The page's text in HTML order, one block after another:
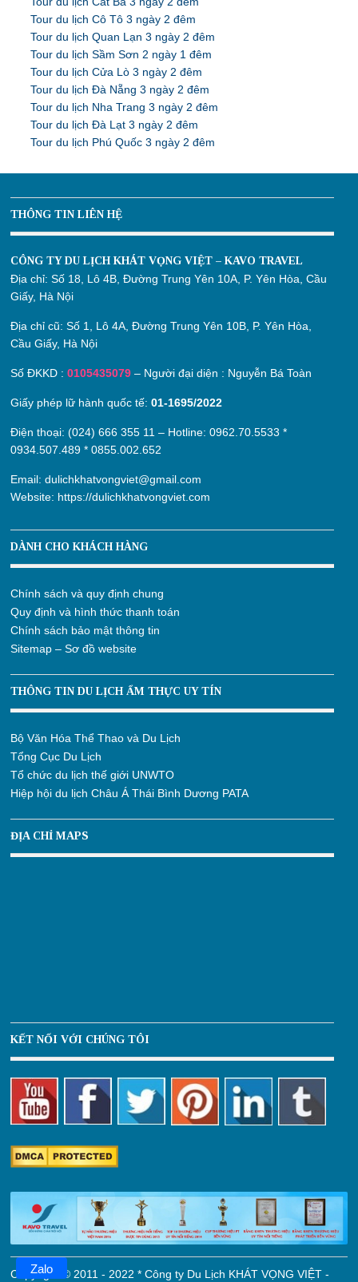
Tour du lịch Cô Tô 3 ngày 2 đêm
Tour du lịch Quan Lạn 3 ngày 2 đêm
Tour du lịch Sầm Sơn 2 ngày 1 đêm
Tour du lịch Cửa Lò 3 ngày 2 đêm
Tour du lịch Đà Nẵng 3 ngày 2 đêm
Tour du lịch Nha Trang 3 ngày 2 đêm
Tour du lịch Đà Lạt 3 ngày 2 đêm
Tour du lịch Phú Quốc 3 ngày 2 đêm
THÔNG TIN LIÊN HỆ
CÔNG TY DU LỊCH KHÁT VỌNG VIỆT – KAVO TRAVEL
Địa chỉ:Số 18, Lô 4B, Đường Trung Yên 10A, P. Yên Hòa, Cầu
Giấy, Hà Nội
Địa chỉ cũ:Số 1, Lô 4A, Đường Trung Yên 10B, P. Yên Hòa,
Cầu Giấy, Hà Nội
Số ĐKKD :0105435079 – Người đại diện : Nguyễn Bá Toàn
Giấy phép lữ hành quốc tế:01-1695/2022
Điện thoại: (024) 666 355 11 – Hotline:0962.70.5533 *
0934.507.489 *0855.002.652
Email:dulichkhatvongviet@gmail.com
Website: https://dulichkhatvongviet.com
DÀNH CHO KHÁCH HÀNG
Chính sách và quy định chung
Quy định và hình thức thanh toán
Chính sách bảo mật thông tin
Sitemap – Sơ đồ website
THÔNG TIN DU LỊCH ẨM THỰC UY TÍN
Bộ Văn Hóa Thể Thao và Du Lịch
Tổng Cục Du Lịch
Tổ chức du lịch thế giới UNWTO
Hiệp hội du lịch Châu Á Thái Bình Dương PATA
ĐỊA CHỈ MAPS
KẾT NỐI VỚI CHÚNG TÔI
Copyright © 2011 - 2022 * Công ty Du Lịch KHÁT VỌNG VIỆT -
Zalo